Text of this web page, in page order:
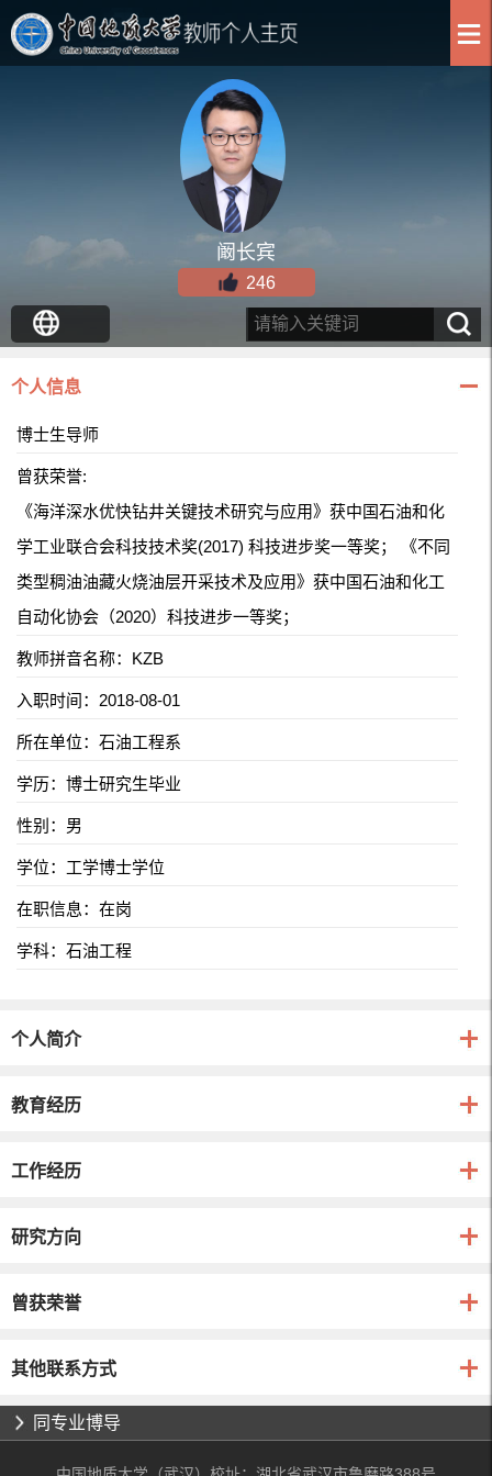
阚长宾
246
个人信息
博士生导师
曾获荣誉:
《海洋深水优快钻井关键技术研究与应用》获中国石油和化
学工业联合会科技技术奖(2017) 科技进步奖一等奖； 《不同
类型稠油油藏火烧油层开采技术及应用》获中国石油和化工
自动化协会（2020）科技进步一等奖；
教师拼音名称：KZB
入职时间：2018-08-01
所在单位：石油工程系
学历：博士研究生毕业
性别：男
学位：工学博士学位
在职信息：在岗
学科：石油工程
个人简介
教育经历
工作经历
研究方向
曾获荣誉
其他联系方式
同专业博导